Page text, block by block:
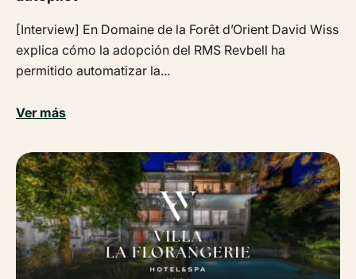
[Interview] En Domaine de la Forêt d’Orient David Wiss
explica cómo la adopción del RMS Revbell ha
permitido automatizar la...
Ver más